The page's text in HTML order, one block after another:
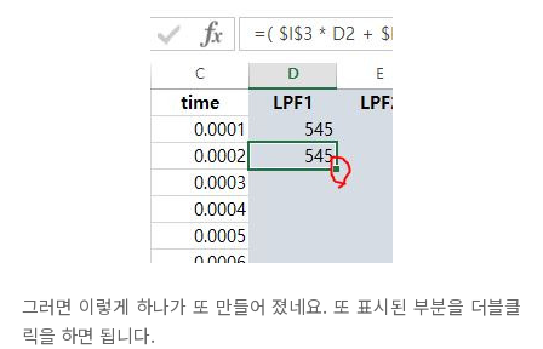
그러면 이렇게 하나가 또 만들어 졌네요. 또 표시된 부분을 더블클
릭을 하면 됩니다.